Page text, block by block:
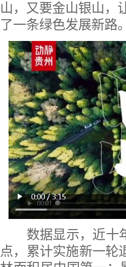
山，又要金山银山，
了一条绿色发展新路。
数据显示，近十年
点，累计实施新一轮